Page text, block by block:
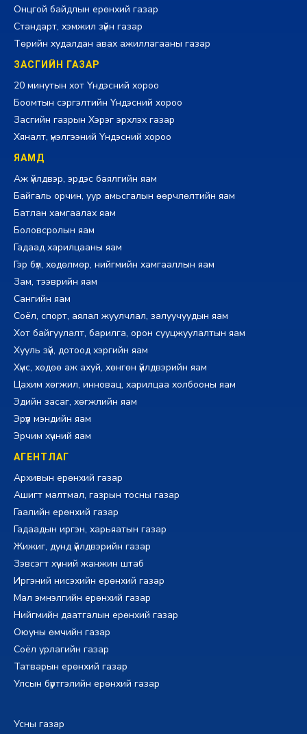
Онцгой байдлын ерөнхий газар
Стандарт, хэмжил зүйн газар
Төрийн худалдан авах ажиллагааны газар
ЗАСГИЙН ГАЗАР
20 минутын хот Үндэсний хороо
Боомтын сэргэлтийн Үндэсний хороо
Засгийн газрын Хэрэг эрхлэх газар
Хяналт, үнэлгээний Үндэсний хороо
ЯАМД
Аж үйлдвэр, эрдэс баялгийн яам
Байгаль орчин, уур амьсгалын өөрчлөлтийн яам
Батлан хамгаалах яам
Боловсролын яам
Гадаад харилцааны яам
Гэр бүл, хөдөлмөр, нийгмийн хамгааллын яам
Зам, тээврийн яам
Сангийн яам
Соёл, спорт, аялал жуулчлал, залуучуудын яам
Хот байгуулалт, барилга, орон сууцжуулалтын яам
Хууль зүй, дотоод хэргийн яам
Хүнс, хөдөө аж ахуй, хөнгөн үйлдвэрийн яам
Цахим хөгжил, инновац, харилцаа холбооны яам
Эдийн засаг, хөгжлийн яам
Эрүүл мэндийн яам
Эрчим хүчний яам
АГЕНТЛАГ
Архивын ерөнхий газар
Ашигт малтмал, газрын тосны газар
Гаалийн ерөнхий газар
Гадаадын иргэн, харьяатын газар
Жижиг, дунд үйлдвэрийн газар
Зэвсэгт хүчний жанжин штаб
Иргэний нисэхийн ерөнхий газар
Мал эмнэлгийн ерөнхий газар
Нийгмийн даатгалын ерөнхий газар
Оюуны өмчийн газар
Соёл урлагийн газар
Татварын ерөнхий газар
Улсын бүртгэлийн ерөнхий газар
Усны газар